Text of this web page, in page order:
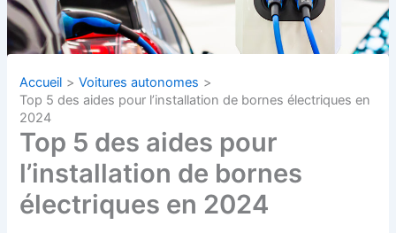
Accueil
Voitures autonomes
Top 5 des aides pour l’installation de bornes électriques en
2024
Top 5 des aides pour
l’installation de bornes
électriques en 2024